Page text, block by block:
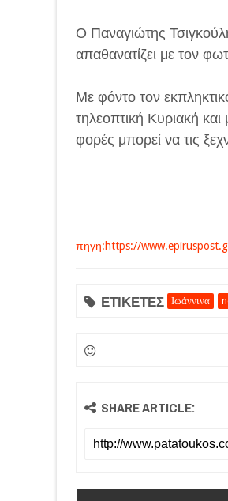
Ο Παναγιώτης
απαθανατίζει με τον
Με φόντο τον
τηλεοπτική Κυριακή
φορές μπορεί να τις
πηγη:https://
ΕΤΙΚΕΤΕΣ Ιωάννινα
SHARE ARTICLE: